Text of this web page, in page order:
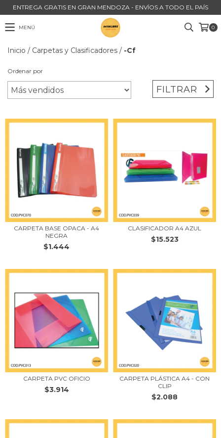
ENTREGA GRATIS EN GRAN MENDOZA - ENVÍOS A TODO EL PAÍS
MENÚ 0
Inicio / Carpetas y Clasificadores / -Cf
Ordenar por
FILTRAR
CARPETA BASE OPACA - A4
NEGRA
$1.444
CLASIFICADOR A4 AZUL
$15.523
CARPETA PVC OFICIO
$3.914
CARPETA PLÁSTICA A4 - CON
CLIP
$2.088